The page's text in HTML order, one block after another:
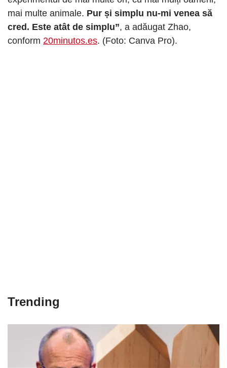
mai multe animale. Pur și simplu nu-mi venea să
cred. Este atât de simplu”, a adăugat Zhao,
conform 20minutos.es. (Foto: Canva Pro).
Trending